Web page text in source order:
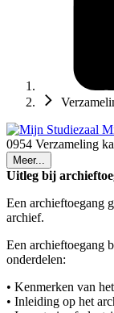
0954 Verzameling
Meer...
Uitleg bij
Een archieftoegang
archief.
Een archieftoegang
onderdelen:
• Kenmerken van
• Inleiding op het